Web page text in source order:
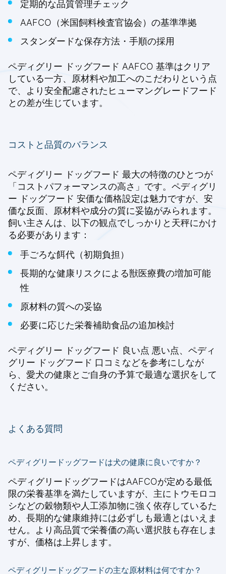
定期的な品質管理チェック
AAFCO（米国飼料検査官協会）の基準準拠
スタンダードな保存方法・手順の採用
ペディグリー ドッグフード AAFCO 基準はクリア
している一方、原材料や加工へのこだわりという点
で、より安全配慮されたヒューマングレードフード
との差が生じています。
コストと品質のバランス
ペディグリー ドッグフード 最大の特徴のひとつが
「コストパフォーマンスの高さ」です。ペディグリ
ー ドッグフード 安価な価格設定は魅力ですが、安
価な反面、原材料や成分の質に妥協がみられます。
飼い主さんは、以下の観点でしっかりと天秤にかけ
る必要があります：
手ごろな餌代（初期負担）
長期的な健康リスクによる獣医療費の増加可能
性
原材料の質への妥協
必要に応じた栄養補助食品の追加検討
ペディグリー ドッグフード 良い点 悪い点、ペディ
グリー ドッグフード 口コミなどを参考にしなが
ら、愛犬の健康とご自身の予算で最適な選択をして
ください。
よくある質問
ペディグリードッグフードは犬の健康に良いですか？
ペディグリードッグフードはAAFCOが定める最低
限の栄養基準を満たしていますが、主にトウモロコ
シなどの穀物類や人工添加物に強く依存しているた
め、長期的な健康維持には必ずしも最適とはいえま
せん。より高品質で栄養価の高い選択肢も存在しま
すが、価格は上昇します。
ペディグリードッグフードの主な原材料は何ですか？